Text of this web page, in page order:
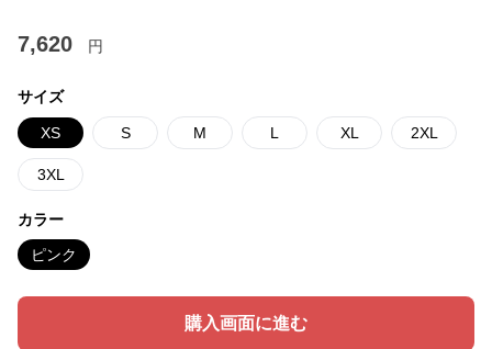
7,620 円
サイズ
XS S M L XL 2XL
3XL
カラー
ピンク
購入画面に進む